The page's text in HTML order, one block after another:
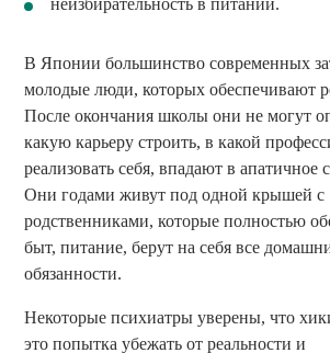
В Японии большинство современных
молодые люди, которых обеспечивают
После окончания школы они не могут
какую карьеру строить, в какой
реализовать себя, впадают в апатичное
Они годами живут под одной крышей с
родственниками, которые полностью
быт, питание, берут на себя все
обязанности.
Некоторые психиатры уверены, что
это попытка убежать от реальности и